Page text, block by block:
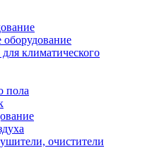
климатического
пола
очистители